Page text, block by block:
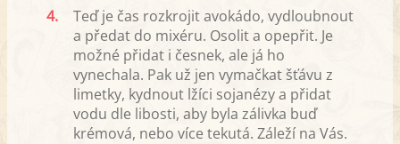
4.
Teď je čas rozkrojit avokádo, vydloubnout
a předat do mixéru. Osolit a opepřit. Je
možné přidat i česnek, ale já ho
vynechala. Pak už jen vymačkat šťávu z
limetky, kydnout lžíci sojanézy a přidat
vodu dle libosti, aby byla zálivka buď
krémová, nebo více tekutá. Záleží na Vás.